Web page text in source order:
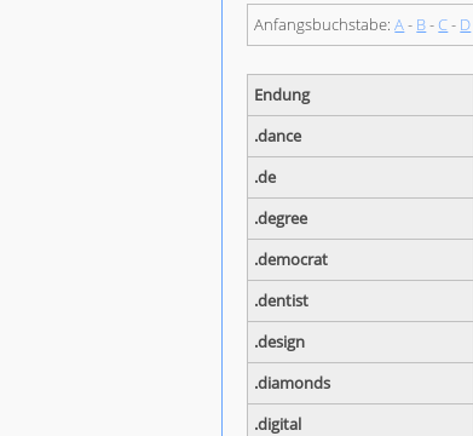
Anfangsbuchstabe:A- B-C- D
Endung
.dance
.de
.degree
.democrat
.dentist
.design
.diamonds
.digital